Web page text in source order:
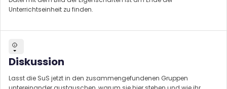
Unterrichtseinheit zu finden.
Diskussion
Lasst die SuS jetzt in den zusammengefundenen Gruppen